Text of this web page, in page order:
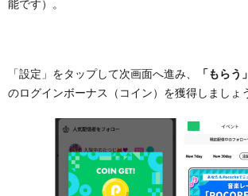
能です）。
「設定」をタップして次画面へ進み、 「もらう」
のログインボーナス（コイン）を獲得しましょ